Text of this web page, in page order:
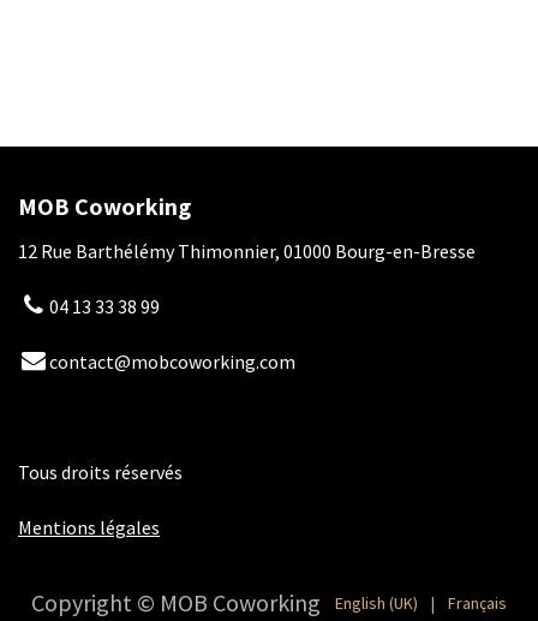
MOB Coworking
12 Rue Barthélémy Thimonnier, 01000 Bourg-en-Bresse
04 13 33 38 99
contact@mobcoworking.com
Tous droits réservés
Mentions légales
Copyright © MOB Coworking English (UK) | Français